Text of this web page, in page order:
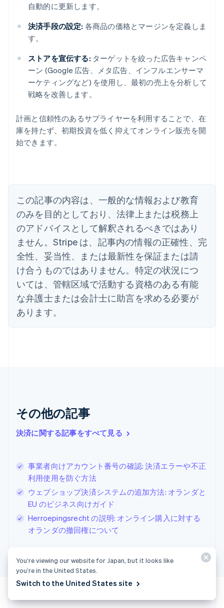
自動的に更新します。
決済手段の設定: 各商品の価格とマージンを定義しま
す。
ストアを宣伝する: ターゲットを絞った広告キャンペ
ーン (Google 広告、メタ広告、インフルエンサーマ
ーケティングなど) を使用し、最初の売上を分析して
戦略を改善します。
計画と信頼性のあるサプライヤーを利用することで、在
庫を持たず、初期投資を低く抑えてオンライン販売を開
始できます。
この記事の内容は、一般的な情報および教育
のみを目的としており、法律上または税務上
のアドバイスとして解釈されるべきではあり
ません。Stripe は、記事内の情報の正確性、完
全性、妥当性、または最新性を保証または請
け合うものではありません。特定の状況につ
いては、管轄区域で活動する資格のある有能
な弁護士または会計士に助言を求める必要が
あります。
その他の記事
決済に関する記事をすべて見る
事業者向けアカウント番号の確認: 決済エラーや不正
利用使用を防ぐ方法
ウェブショップ決済システムの追加方法: オランダと
EU のビジネス向けガイド
Herroepingsrecht の説明: オンライン購入に対する
オランダの撤回権について
アイルランド
English
イギリス
English
イタリア
Italiano English
インド
English
エストニア
English
オーストラリア
English
オーストリア
DeutschEnglish
オランダ
クロアチア
English Italiano
ジブラルタル
English 简体中文
スイス
Deutsch FrançaisItaliano
スウェーデン
SvenskaEnglish
EspañolEnglish
スロバキア
EnglishItaliano
タイ
ไทย English
English
You’re viewing our website for Japan, but it looks like
you’re in the United States.
Switch to the United States site